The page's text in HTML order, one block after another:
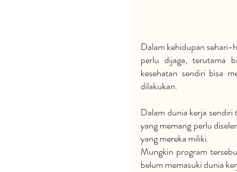
Dalam kehidupan sehari-
perlu dijaga, terutama
kesehatan sendiri bisa
dilakukan.
Dalam dunia kerja
yang memang perlu
yang mereka miliki.
Mungkin program
belum memasuki dunia